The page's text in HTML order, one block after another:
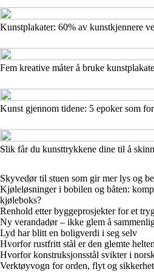
Kunstplakater: 60% av kunstkjennere
Fem kreative måter å bruke
Kunst gjennom tidene: 5 epoker som
Slik får du kunsttrykkene dine til å
Skyvedør til stuen som gir mer lys og
Kjøleløsninger i bobilen og båten:
kjøleboks?
Renhold etter byggeprosjekter for et
Ny verandadør – ikke glem å
Lyd har blitt en boligverdi i seg selv
Hvorfor rustfritt stål er den glemte
Hvorfor konstruksjonsstål svikter i
Verktøyvogn for orden, flyt og